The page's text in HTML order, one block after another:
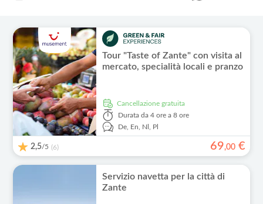
Tour "Taste of Zante" con visita al
mercato, specialità locali e pranzo
Cancellazione gratuita
Durata da 4 ore a 8 ore
De, En, Nl, Pl
2,5/5 (6) 69,00 €
Servizio navetta per la città di
Zante